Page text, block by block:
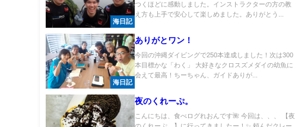
海日記
つくほどに感動しました。インストラクターの方の教
え方も上手で安心して楽しめました。ありがとう...
海日記
ありがとワン！
今回の沖縄ダイビングで250本達成しました！次は300
本目標かな「わく」 大好きなクロスズメダイの幼魚に
会えて最高！ちーちゃん、ガイドありが...
夜のくれーぷ。
こんにちは、食べログれおんです🌺 今回は、、、 【夜